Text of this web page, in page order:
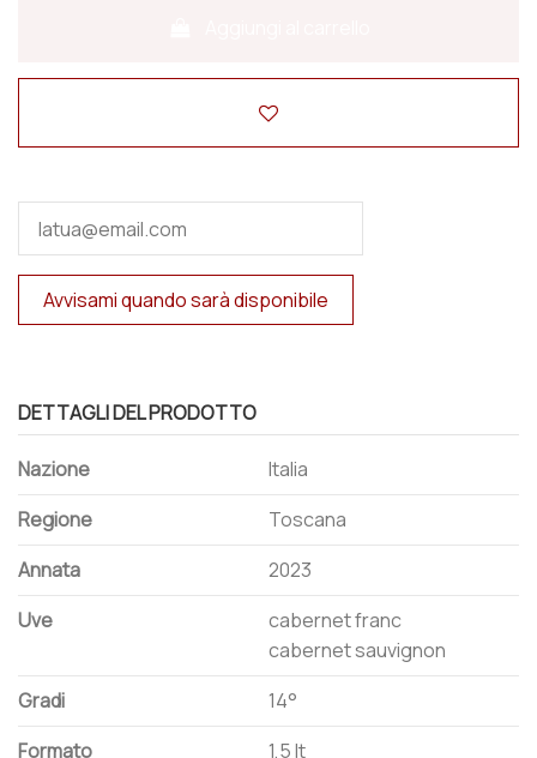
DETTAGLI DEL PRODOTTO
Nazione
Italia
Regione
Toscana
Annata
2023
Uve
cabernet franc
cabernet sauvignon
Gradi
14°
Formato
1,5 lt